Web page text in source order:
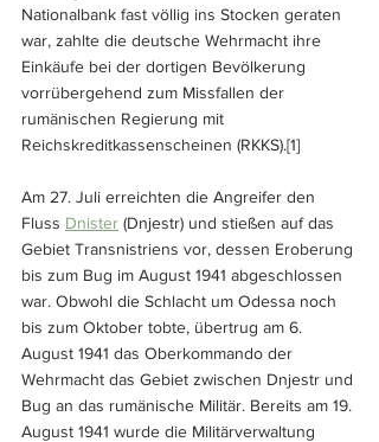
Nationalbank fast völlig ins Stocken geraten
war, zahlte die deutsche Wehrmacht ihre
Einkäufe bei der dortigen Bevölkerung
vorrübergehend zum Missfallen der
rumänischen Regierung mit
Reichskreditkassenscheinen (RKKS).[1]
Am 27. Juli erreichten die Angreifer den
Fluss Dnister (Dnjestr) und stießen auf das
Gebiet Transnistriens vor, dessen Eroberung
bis zum Bug im August 1941 abgeschlossen
war. Obwohl die Schlacht um Odessa noch
bis zum Oktober tobte, übertrug am 6.
August 1941 das Oberkommando der
Wehrmacht das Gebiet zwischen Dnjestr und
Bug an das rumänische Militär. Bereits am 19.
August 1941 wurde die Militärverwaltung